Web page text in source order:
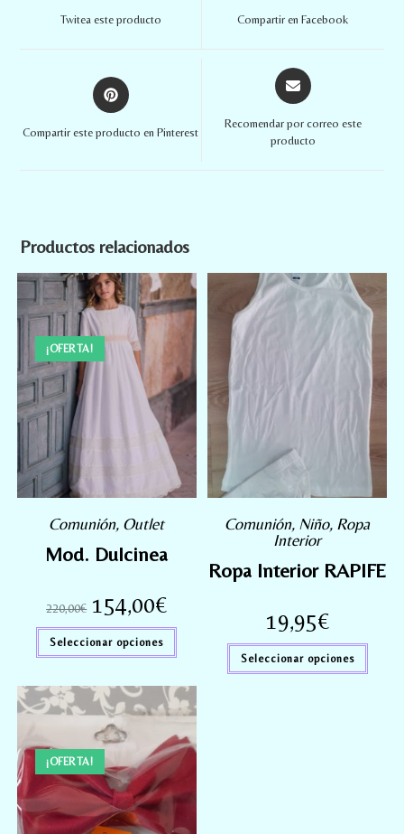
Twitea este producto Compartir en Facebook
Compartir este producto en Pinterest
Recomendar por correo este
producto
Productos relacionados
¡OFERTA!
Comunión, Outlet
Mod. Dulcinea
220,00€ 154,00€
Seleccionar opciones
Comunión, Niño, Ropa
Interior
Ropa Interior RAPIFE
19,95€
Seleccionar opciones
¡OFERTA!